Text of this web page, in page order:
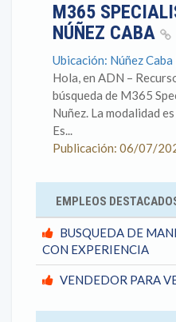
M365
NÚÑEZ CABA
Ubicación: Núñez
Hola, en ADN –
búsqueda de M365
Nuñez. La modalidad
Es...
Publicación: 06/07/
EMPLEOS
BUSQUEDA DE
CON EXPERIENCIA
VENDEDOR PARA